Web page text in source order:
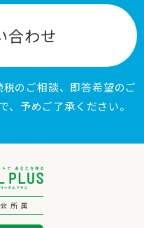
合わせ
のご相談、即答希望のご
、予めご了承ください。
所属